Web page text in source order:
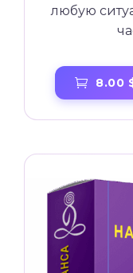
любую
8.00